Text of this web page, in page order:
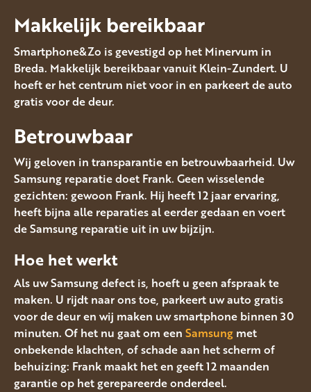
Makkelijk bereikbaar
Smartphone&Zo is gevestigd op het Minervum in
Breda. Makkelijk bereikbaar vanuit Klein-Zundert. U
hoeft er het centrum niet voor in en parkeert de auto
gratis voor de deur.
Betrouwbaar
Wij geloven in transparantie en betrouwbaarheid. Uw
Samsung reparatie doet Frank. Geen wisselende
gezichten: gewoon Frank. Hij heeft 12 jaar ervaring,
heeft bijna alle reparaties al eerder gedaan en voert
de Samsung reparatie uit in uw bijzijn.
Hoe het werkt
Als uw Samsung defect is, hoeft u geen afspraak te
maken. U rijdt naar ons toe, parkeert uw auto gratis
voor de deur en wij maken uw smartphone binnen 30
minuten. Of het nu gaat om een Samsung met
onbekende klachten, of schade aan het scherm of
behuizing: Frank maakt het en geeft 12 maanden
garantie op het gerepareerde onderdeel.